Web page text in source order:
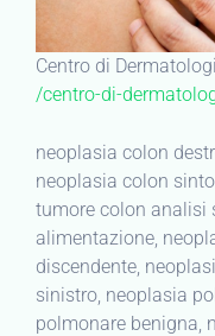
Centro di
/centro-di-
neoplasia colon
neoplasia colon
tumore colon analisi
alimentazione,
discendente,
sinistro, neoplasia
polmonare benigna,